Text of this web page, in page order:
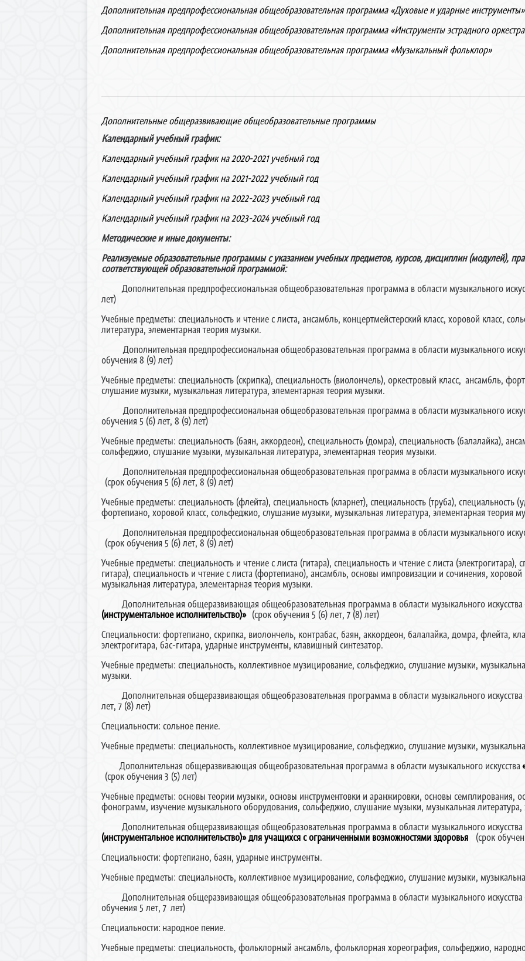
Дополнительная предпрофессиональная общеобразовательная программа «Духовые и ударные инструменты»
Дополнительная предпрофессиональная общеобразовательная программа «Инструменты эстрадного
Дополнительная предпрофессиональная общеобразовательная программа «Музыкальный фольклор»
Дополнительные общеразвивающие общеобразовательные программы
Календарный учебный график:
Календарный учебный график на 2020-2021 учебный год
Календарный учебный график на 2021-2022 учебный год
Календарный учебный график на 2022-2023 учебный год
Календарный учебный график на 2023-2024 учебный год
Методические и иные документы:
Реализуемые образовательные программы с указанием учебных предметов, курсов, дисциплин (модулей),
соответствующей образовательной программой:
Дополнительная предпрофессиональная общеобразовательная программа в области музыкального
лет)
Учебные предметы: специальность и чтение с листа, ансамбль, концертмейстерский класс, хоровой класс,
литература, элементарная теория музыки.
Дополнительная предпрофессиональная общеобразовательная программа в области музыкального
обучения 8 (9) лет)
Учебные предметы: специальность (скрипка), специальность (виолончель), оркестровый класс, ансамбль,
слушание музыки, музыкальная литература, элементарная теория музыки.
Дополнительная предпрофессиональная общеобразовательная программа в области музыкального
обучения 5 (6) лет, 8 (9) лет)
Учебные предметы: специальность (баян, аккордеон), специальность (домра), специальность (балалайка),
сольфеджио, слушание музыки, музыкальная литература, элементарная теория музыки.
Дополнительная предпрофессиональная общеобразовательная программа в области музыкального
(срок обучения 5 (6) лет, 8 (9) лет)
Учебные предметы: специальность (флейта), специальность (кларнет), специальность (труба), специальность
фортепиано, хоровой класс, сольфеджио, слушание музыки, музыкальная литература, элементарная теория
Дополнительная предпрофессиональная общеобразовательная программа в области музыкального
(срок обучения 5 (6) лет, 8 (9) лет)
Учебные предметы: специальность и чтение с листа (гитара), специальность и чтение с листа (электрогитара),
гитара), специальность и чтение с листа (фортепиано), ансамбль, основы импровизации и сочинения,
музыкальная литература, элементарная теория музыки.
Дополнительная общеразвивающая общеобразовательная программа в области музыкального искусства
(инструментальное исполнительство)»(срок обучения 5 (6) лет, 7 (8) лет)
Специальности: фортепиано, скрипка, виолончель, контрабас, баян, аккордеон, балалайка, домра, флейта,
электрогитара, бас-гитара, ударные инструменты, клавишный синтезатор.
Учебные предметы: специальность, коллективное музицирование, сольфеджио, слушание музыки,
музыки.
Дополнительная общеразвивающая общеобразовательная программа в области музыкального искусства
лет, 7 (8) лет)
Специальности: сольное пение.
Учебные предметы: специальность, коллективное музицирование, сольфеджио, слушание музыки,
Дополнительная общеразвивающая общеобразовательная программа в области музыкального искусства
(срок обучения 3 (5) лет)
Учебные предметы: основы теории музыки, основы инструментовки и аранжировки, основы семплирования,
фонограмм, изучение музыкального оборудования, сольфеджио, слушание музыки, музыкальная литература,
Дополнительная общеразвивающая общеобразовательная программа в области музыкального
(инструментальное исполнительство)» для учащихся с ограниченными возможностями здоровья
(срок
Специальности: фортепиано, баян, ударные инструменты.
Учебные предметы: специальность, коллективное музицирование, сольфеджио, слушание музыки,
Дополнительная общеразвивающая общеобразовательная программа в области музыкального искусства
обучения 5 лет, 7 лет)
Специальности: народное пение.
Учебные предметы: специальность, фольклорный ансамбль, фольклорная хореография, сольфеджио,